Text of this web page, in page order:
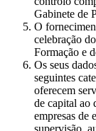
Gabinete de
O
celebração
Formação e
Os seus
seguintes
oferecem
de capital ao
empresas de
supervisão,